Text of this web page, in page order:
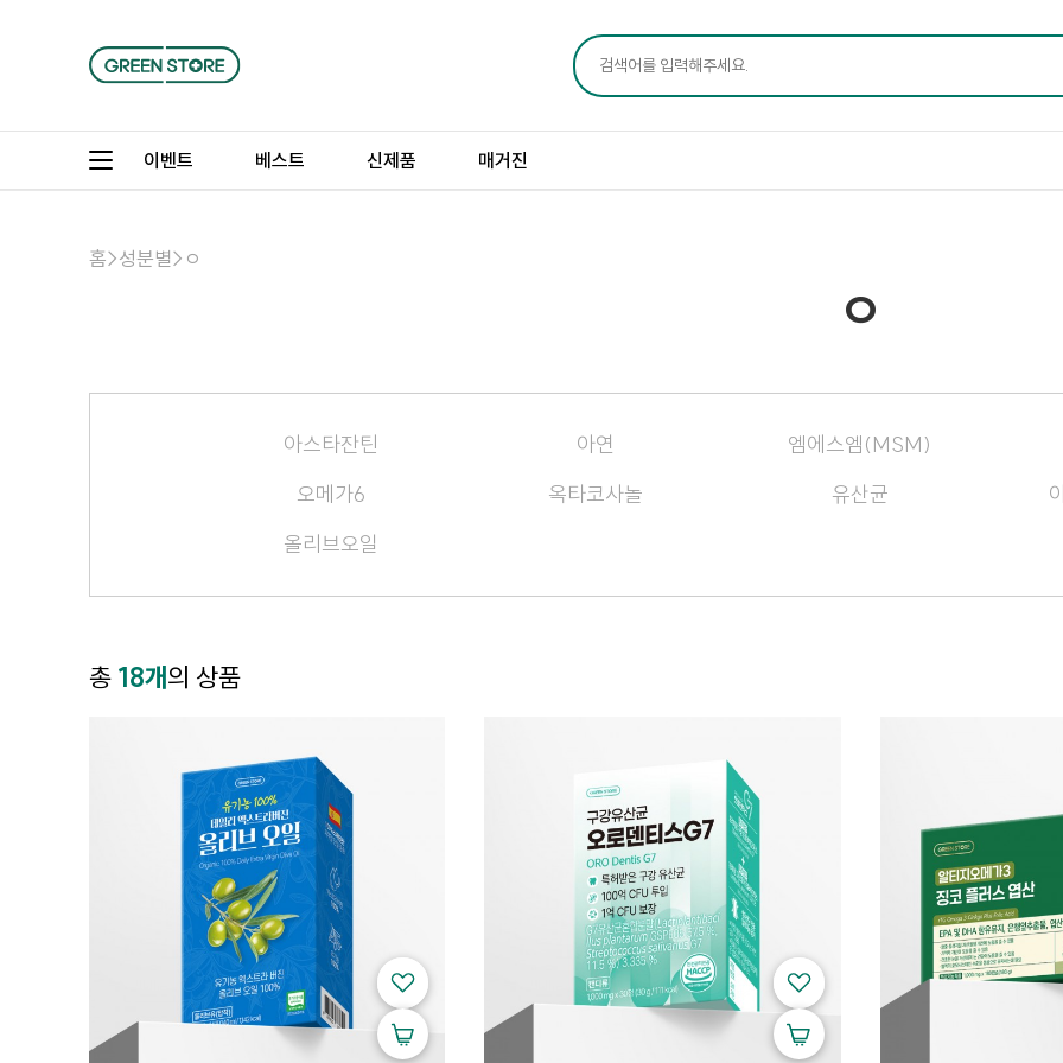
이벤트 베스트 신제품 매거진
홈>성분별> ㅇ
ㅇ
아스타잔틴 아연
엠에스엠(MSM)
오메가6
옥타코사놀 유산균
올리브오일
총 18개의 상품